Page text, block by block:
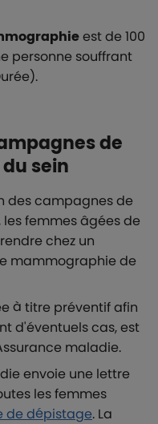
est de 100
personne souffrant
de
sein
des campagnes de
femmes âgées de
chez un
mammographie de
à titre préventif afin
d'éventuels cas, est
maladie.
envoie une lettre
les femmes
de dépistage. La